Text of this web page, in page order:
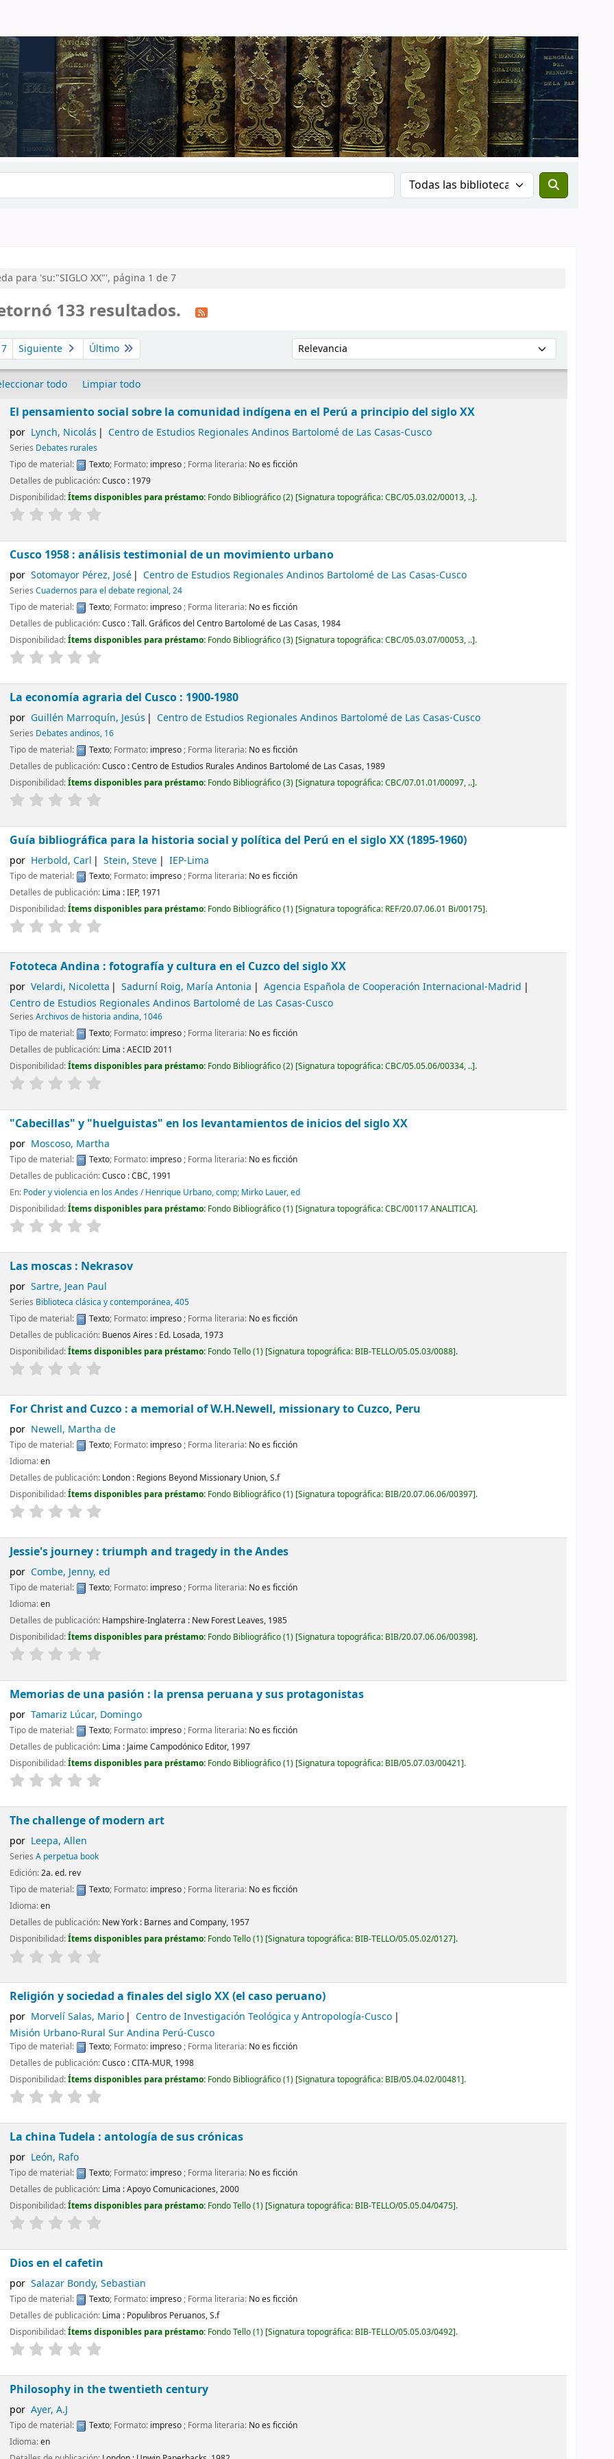
por palabra clave
para 'su:"SIGLO XX"', página 1 de 7
133 resultados.
7 Siguiente Último Ordenar por:
todo Limpiar todo
El pensamiento social sobre la comunidad indígena en el Perú a principio del siglo XX
por Lynch, Nicolás Centro de Estudios Regionales Andinos Bartolomé de Las Casas-Cusco
Series Debates rurales
Tipo de material:
Texto; Formato: impreso; Forma literaria: No es ficción
Detalles de publicación:Cusco : 1979
Disponibilidad:Ítems disponibles para préstamo: Fondo Bibliográfico(2) Signatura topográfica:CBC/05.03.02/00013, .. .
Cusco 1958 : análisis testimonial de un movimiento urbano
por Sotomayor Pérez, José Centro de Estudios Regionales Andinos Bartolomé de Las Casas-Cusco
SeriesCuadernos para el debate regional, 24
Tipo de material:
Texto; Formato: impreso; Forma literaria: No es ficción
Detalles de publicación:Cusco :Tall. Gráficos del Centro Bartolomé de Las Casas, 1984
Disponibilidad:Ítems disponibles para préstamo: Fondo Bibliográfico(3) Signatura topográfica:CBC/05.03.07/00053, .. .
La economía agraria del Cusco : 1900-1980
por Guillén Marroquín, Jesús Centro de Estudios Regionales Andinos Bartolomé de Las Casas-Cusco
Series Debates andinos, 16
Tipo de material:
Texto; Formato: impreso; Forma literaria: No es ficción
Detalles de publicación:Cusco :Centro de Estudios Rurales Andinos Bartolomé de Las Casas, 1989
Disponibilidad:Ítems disponibles para préstamo: Fondo Bibliográfico(3) Signatura topográfica:CBC/07.01.01/00097, .. .
Guía bibliográfica para la historia social y política del Perú en el siglo XX (1895-1960)
por Herbold, Carl Stein, Steve IEP-Lima
Tipo de material: Texto; Formato: impreso; Forma literaria: No es ficción
Detalles de publicación: Lima :IEP, 1971
Disponibilidad:Ítems disponibles para préstamo: Fondo Bibliográfico(1) Signatura topográfica: REF/20.07.06.01 Bi/00175 .
Fototeca Andina : fotografía y cultura en el Cuzco del siglo XX
por Velardi, Nicoletta Sadurní Roig, María Antonia
Agencia Española de Cooperación Internacional-Madrid
Centro de Estudios Regionales Andinos Bartolomé de Las Casas-Cusco
SeriesArchivos de historia andina, 1046
Tipo de material:
Texto; Formato: impreso; Forma literaria: No es ficción
Detalles de publicación: Lima :AECID 2011
Disponibilidad:Ítems disponibles para préstamo: Fondo Bibliográfico(2) Signatura topográfica: CBC/05.05.06/00334, .. .
"Cabecillas" y "huelguistas" en los levantamientos de inicios del siglo XX
por Moscoso, Martha
Tipo de material: Texto; Formato: impreso; Forma literaria: No es ficción
Detalles de publicación: Cusco : CBC, 1991
En: Poder y violencia en los Andes / Henrique Urbano, comp; Mirko Lauer, ed
Disponibilidad:Ítems disponibles para préstamo: Fondo Bibliográfico(1) Signatura topográfica: CBC/00117 ANALITICA .
Las moscas : Nekrasov
por Sartre, Jean Paul
Series Biblioteca clásica y contemporánea, 405
Tipo de material:
Texto; Formato: impreso; Forma literaria: No es ficción
Detalles de publicación: Buenos Aires : Ed. Losada, 1973
Disponibilidad:Ítems disponibles para préstamo: Fondo Tello(1) Signatura topográfica: BIB-TELLO/05.05.03/0088 .
For Christ and Cuzco : a memorial of W.H.Newell, missionary to Cuzco, Peru
por Newell, Martha de
Tipo de material: Texto; Formato: impreso; Forma literaria: No es ficción
Idioma:en
Detalles de publicación: London : Regions Beyond Missionary Union,S.f
Disponibilidad:Ítems disponibles para préstamo: Fondo Bibliográfico(1) Signatura topográfica: BIB/20.07.06.06/00397 .
Jessie's journey : triumph and tragedy in the Andes
por Combe, Jenny, ed
Tipo de material: Texto; Formato: impreso; Forma literaria: No es ficción
Idioma:en
Detalles de publicación: Hampshire-Inglaterra : New Forest Leaves, 1985
Disponibilidad:Ítems disponibles para préstamo: Fondo Bibliográfico(1) Signatura topográfica: BIB/20.07.06.06/00398 .
Memorias de una pasión : la prensa peruana y sus protagonistas
por Tamariz Lúcar, Domingo
Tipo de material: Texto; Formato: impreso; Forma literaria: No es ficción
Detalles de publicación: Lima :Jaime Campodónico Editor, 1997
Disponibilidad:Ítems disponibles para préstamo: Fondo Bibliográfico(1) Signatura topográfica: BIB/05.07.03/00421 .
The challenge of modern art
por Leepa, Allen
Series
A perpetua book
Edición:
2a. ed. rev
Tipo de material:
Idioma:
en
Detalles de publicación: New York : Barnes and Company, 1957
Disponibilidad:
Ítems disponibles para préstamo:
Religión y sociedad a finales del siglo XX (el caso peruano)
por Morvelí Salas, Mario
Centro de Investigación Teológica y Antropología-Cusco
Misión Urbano-Rural Sur Andina Perú-Cusco
Tipo de material: Texto ; Formato: impreso; Forma literaria:
Detalles de publicación: Cusco : CITA-MUR,
1998
Disponibilidad:
Ítems disponibles para préstamo:
La china Tudela : antología de sus crónicas
por León, Rafo
Tipo de material: Texto ; Formato: impreso ; Forma literaria:
Detalles de publicación: Lima : Apoyo Comunicaciones,
2000
Disponibilidad:
Ítems disponibles para préstamo:
Dios en el cafetin
por Salazar Bondy, Sebastian
Tipo de material: Texto; Formato:impreso; Forma literaria:
Detalles de publicación:Lima : Populibros Peruanos,S.f
Disponibilidad:Ítems disponibles para préstamo:
Philosophy in the twentieth century
por Ayer, A.J
Tipo de material: